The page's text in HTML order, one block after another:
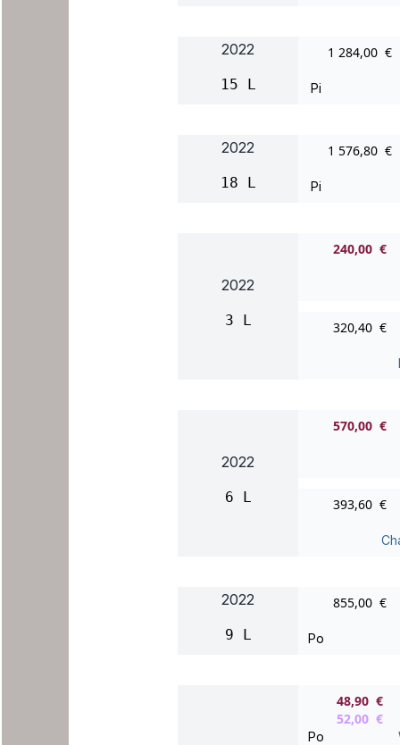
2022
15 L
1 284,00 €
Pi
2022
18 L
1 576,80 €
Pi
2022
3 L
240,00 €
320,40 €
2022
6 L
570,00 €
393,60 €
2022
9 L
855,00 €
Po
48,90 €
52,00 €
Po